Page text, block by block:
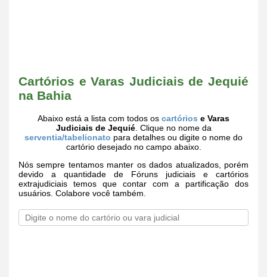
Cartórios e Varas Judiciais de Jequié
na Bahia
Abaixo está a lista com todos os cartórios e Varas
Judiciais de Jequié. Clique no nome da
serventia/tabelionato para detalhes ou digite o nome do
cartório desejado no campo abaixo.
Nós sempre tentamos manter os dados atualizados, porém
devido a quantidade de Fóruns judiciais e cartórios
extrajudiciais temos que contar com a partificação dos
usuários. Colabore você também.